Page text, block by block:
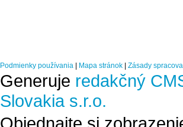
Podmienky používania Mapa stránok Zásady
Generuje redakčný
Slovakia s.r.o.